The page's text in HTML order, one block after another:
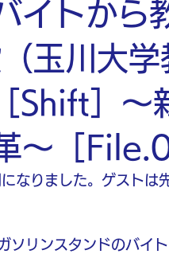
イトから
玉川大
Shift］〜
〜［
なりました。ゲストは
ソリンスタンドのバイ